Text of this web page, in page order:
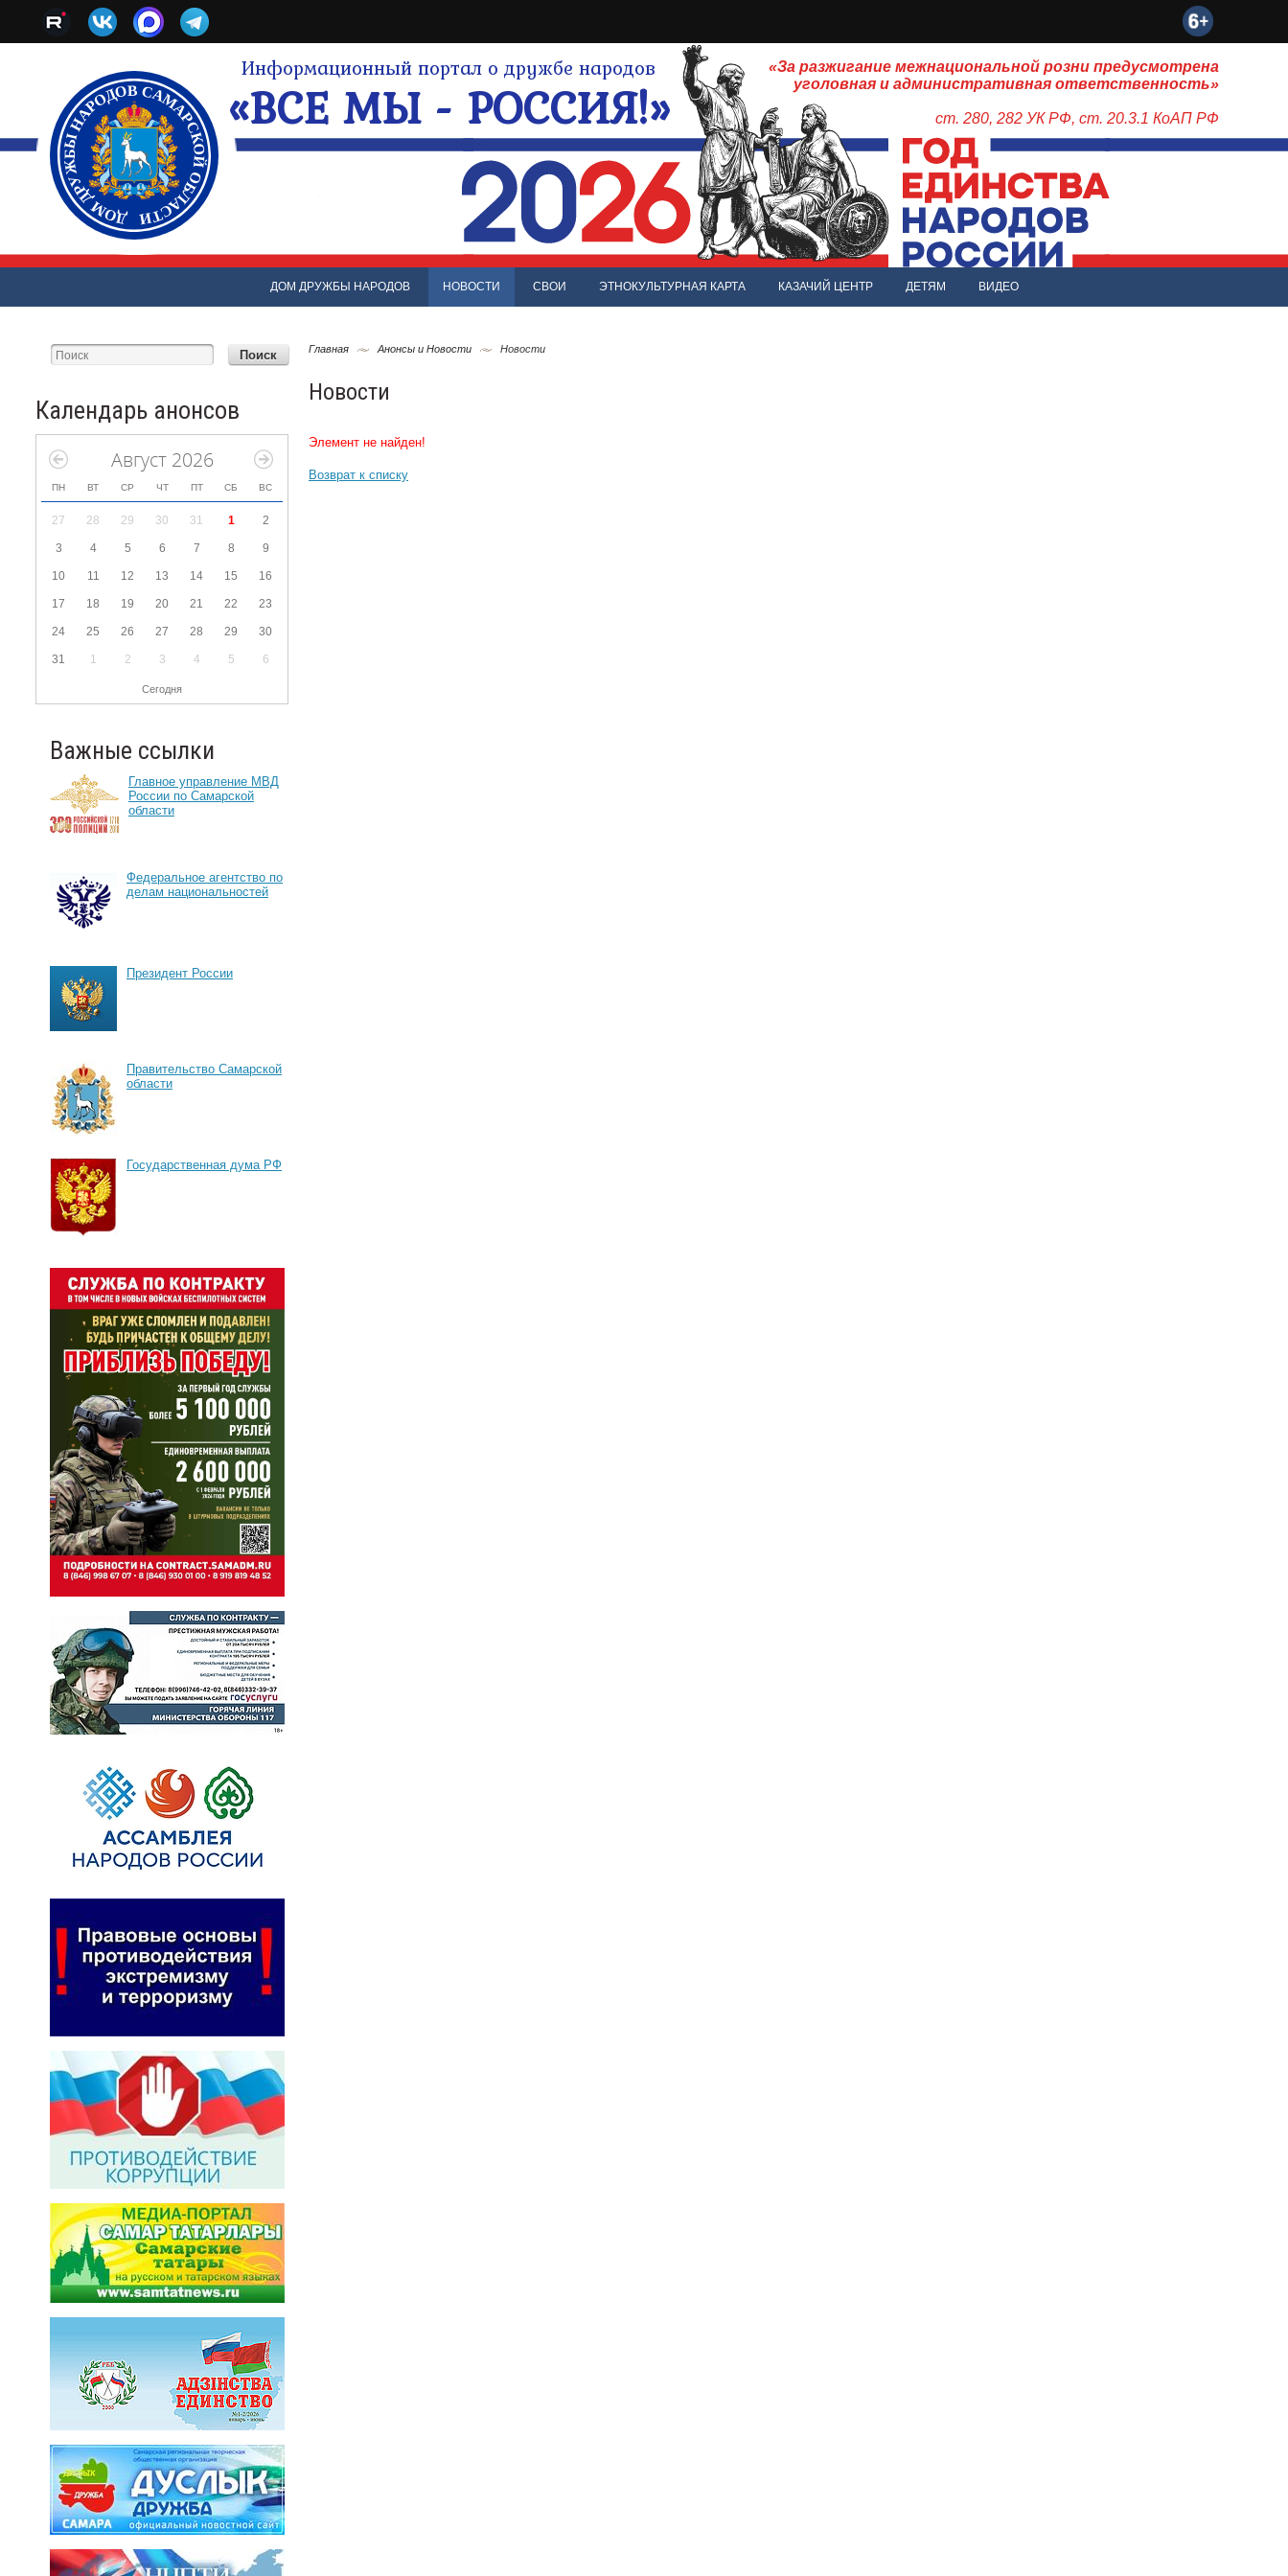
Информационный портал о дружбе народов
«ВСЕ МЫ - РОССИЯ!»
«За разжигание межнациональной розни предусмотрена
уголовная и административная ответственность»
ст. 280, 282 УК РФ, ст. 20.3.1 КоАП РФ
ДОМ ДРУЖБЫ НАРОДОВ НОВОСТИ СВОИ ЭТНОКУЛЬТУРНАЯ КАРТА КАЗАЧИЙ ЦЕНТР ДЕТЯМ ВИДЕО
Календарь анонсов
Август 2026
ПН ВТ СР ЧТ ПТ СБ ВС
27 28 29 30 31 1 2
3 4 5 6 7 8 9
10 11 12 13 14 15 16
17 18 19 20 21 22 23
24 25 26 27 28 29 30
31 1 2 3 4 5 6
Сегодня
Важные ссылки
Главное управление МВД
России по Самарской
области
Федеральное агентство по
делам национальностей
Президент России
Правительство Самарской
области
Государственная дума РФ
Главная Анонсы и Новости Новости
Новости
Элемент не найден!
Возврат к списку